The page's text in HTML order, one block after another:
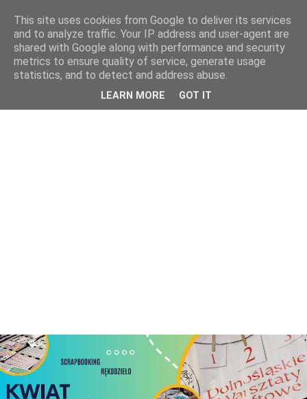
This site uses cookies from Google to deliver its services
and to analyze traffic. Your IP address and user-agent are
shared with Google along with performance and security
metrics to ensure quality of service, generate usage
statistics, and to detect and address abuse.
LEARN MORE GOT IT